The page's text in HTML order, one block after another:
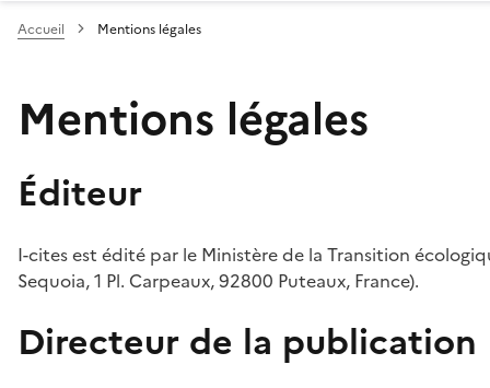
Accueil Mentions légales
Mentions légales
Éditeur
I-cites est édité par le Ministère de la Transition
Sequoia, 1 Pl. Carpeaux, 92800 Puteaux, France).
Directeur de la publication